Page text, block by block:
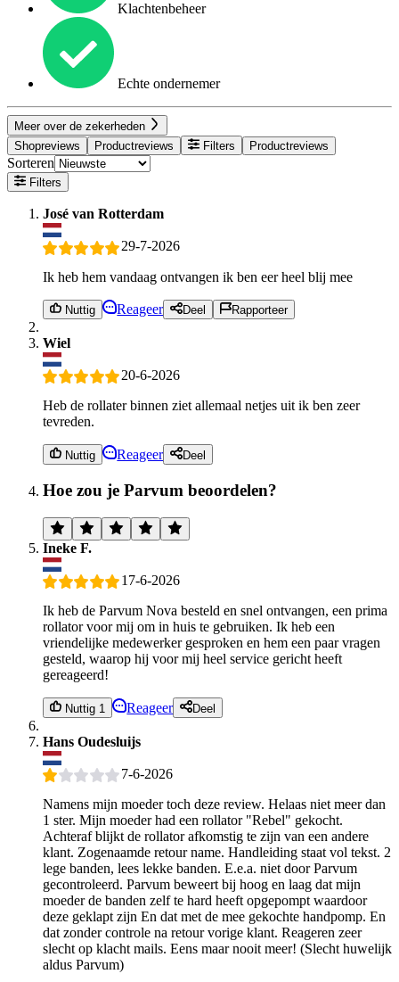
Klachtenbeheer
Echte ondernemer
Meer over de zekerheden
Shopreviews
Productreviews Filters Productreviews
Sorteren
Filters
José van Rotterdam
29-7-2026
Ik heb hem vandaag ontvangen ik ben eer heel blij mee
Nuttig Reageer Deel Rapporteer
Wiel
20-6-2026
Heb de rollater binnen ziet allemaal netjes uit ik ben zeer
tevreden.
Nuttig Reageer Deel
Hoe zou je Parvum beoordelen?
Ineke F.
17-6-2026
Ik heb de Parvum Nova besteld en snel ontvangen, een prima
rollator voor mij om in huis te gebruiken. Ik heb een
vriendelijke medewerker gesproken en hem een paar vragen
gesteld, waarop hij voor mij heel service gericht heeft
gereageerd!
Nuttig 1 Reageer Deel
Hans Oudesluijs
7-6-2026
Namens mijn moeder toch deze review. Helaas niet meer dan
1 ster. Mijn moeder had een rollator "Rebel" gekocht.
Achteraf blijkt de rollator afkomstig te zijn van een andere
klant. Zogenaamde retour name. Handleiding staat vol tekst. 2
lege banden, lees lekke banden. E.e.a. niet door Parvum
gecontroleerd. Parvum beweert bij hoog en laag dat mijn
moeder de banden zelf te hard heeft opgepompt waardoor
deze geklapt zijn En dat met de mee gekochte handpomp. En
dat zonder controle na retour vorige klant. Reageren zeer
slecht op klacht mails. Eens maar nooit meer! (Slecht huwelijk
aldus Parvum)